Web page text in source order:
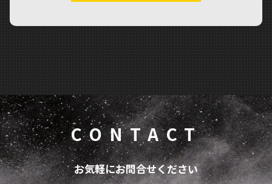
CONTACT
お気軽にお問合せください